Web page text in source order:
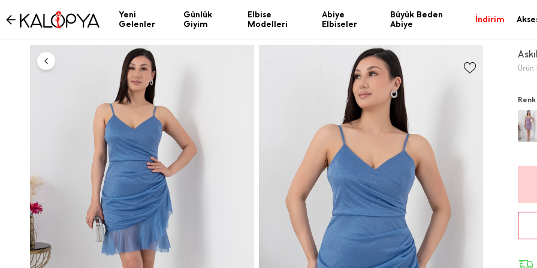
Yeni
Gelenler
Günlük
Giyim
Elbise
Modelleri
Abiye
Elbiseler
Büyük Beden
Abiye
İndirim
Ürün